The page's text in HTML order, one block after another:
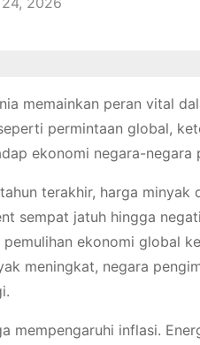
memainkan peran vital
permintaan global,
ekonomi negara-
terakhir, harga
sempat jatuh hingga
pemulihan ekonomi global
meningkat, negara
mempengaruhi inflasi.